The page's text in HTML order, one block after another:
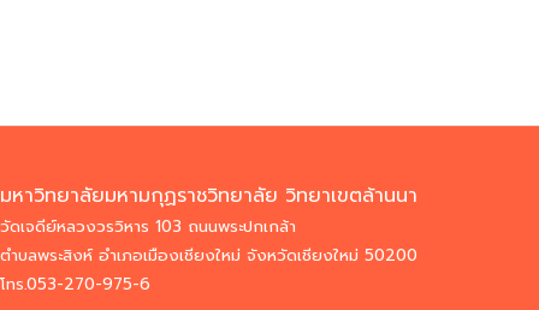
มหาวิทยาลัยมหามกุฏราชวิทยาลัย วิทยาเขตล้านนา
วัดเจดีย์หลวงวรวิหาร 103 ถนนพระปกเกล้า
ตำบลพระสิงห์ อำเภอเมืองเชียงใหม่ จังหวัดเชียงใหม่ 50200
โทร.053-270-975-6